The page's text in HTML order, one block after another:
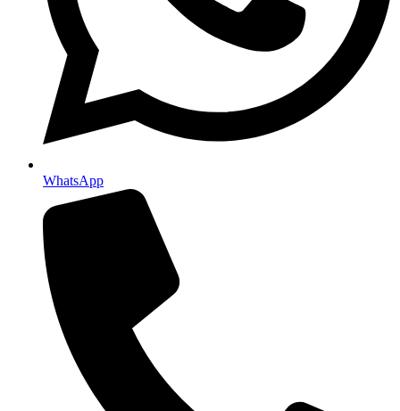
WhatsApp